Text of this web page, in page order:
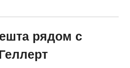
рядом с